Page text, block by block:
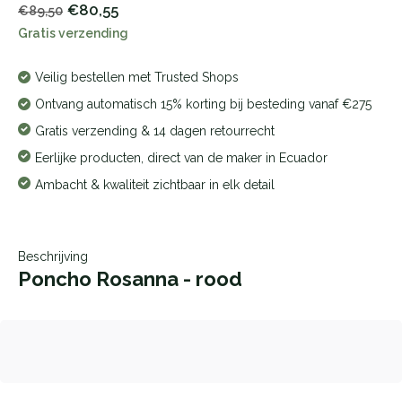
€89,50 €80,55
Gratis verzending
Veilig bestellen met Trusted Shops
Ontvang automatisch 15% korting bij besteding vanaf €275
Gratis verzending & 14 dagen retourrecht
Eerlijke producten, direct van de maker in Ecuador
Ambacht & kwaliteit zichtbaar in elk detail
Beschrijving
Poncho Rosanna - rood